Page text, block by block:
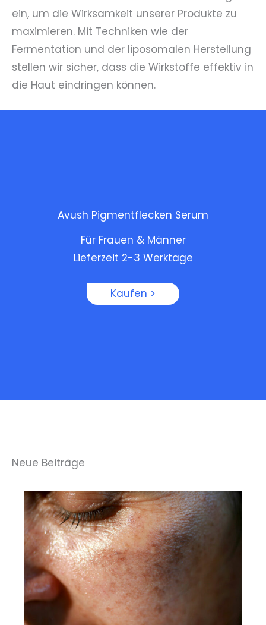
ein, um die Wirksamkeit unserer Produkte zu
maximieren. Mit Techniken wie der
Fermentation und der liposomalen Herstellung
stellen wir sicher, dass die Wirkstoffe effektiv in
die Haut eindringen können.
Avush Pigmentflecken Serum
Für Frauen & Männer
Lieferzeit 2-3 Werktage
Kaufen >
Neue Beiträge